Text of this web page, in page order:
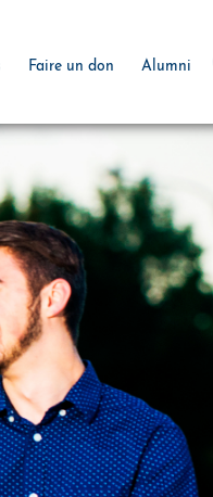
Faire un don Alumni